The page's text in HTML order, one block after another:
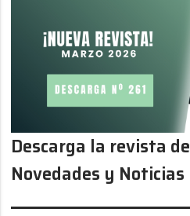
Descarga la revista
Novedades y Noticias